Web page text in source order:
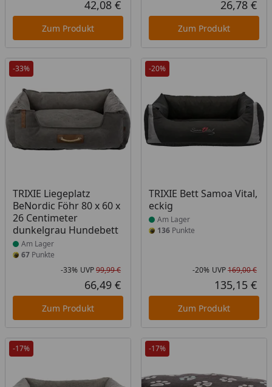
Aktueller Preis
42,08 €
Zum Produkt
26,78 €
Zum Produkt
-33%
TRIXIE Liegeplatz
BeNordic Föhr 80 x 60 x
26 Centimeter
dunkelgrau Hundebett
Produkt am Lager
Am Lager
67 Punkte
Rabatt in Prozent
-33%
Ursprünglicher Preis
UVP99,99 €
Aktueller Preis
66,49 €
Zum Produkt
-20%
TRIXIE Bett Samoa Vital,
eckig
Produkt am Lager
Am Lager
136Punkte
-20% UVP169,00 €
135,15 €
Zum Produkt
-17% -17%